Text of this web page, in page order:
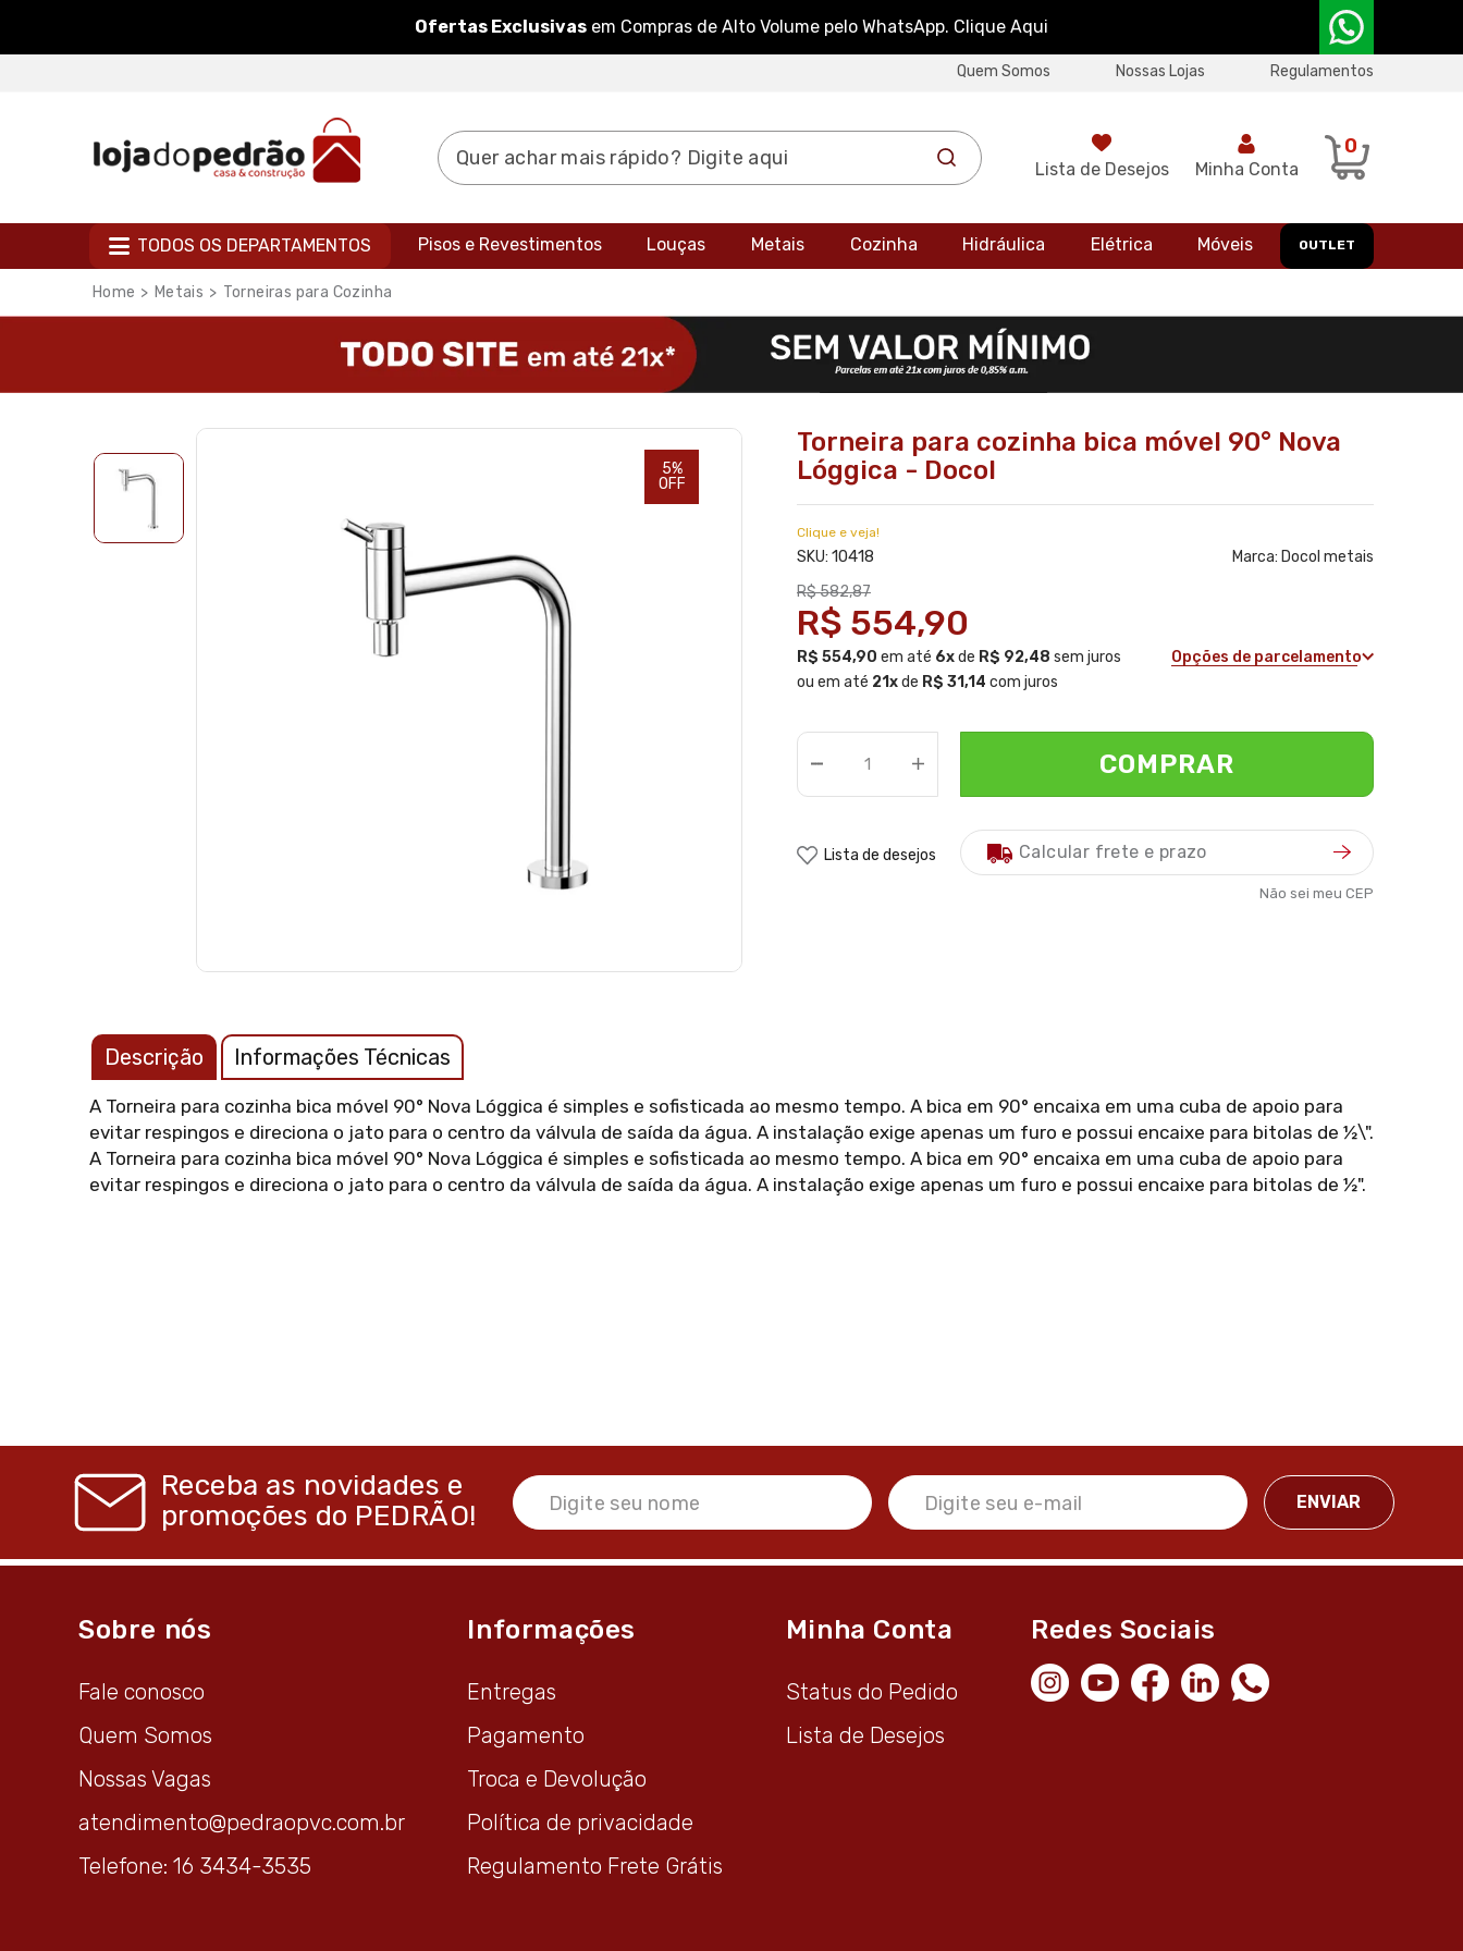
Ofertas Exclusivas em Compras de Alto Volume pelo WhatsApp. Clique Aqui
Quem Somos Nossas Lojas Regulamentos
Lista de Desejos Minha Conta
0
TODOS OS DEPARTAMENTOS OUTLET
Pisos e Revestimentos Louças Metais Cozinha Hidráulica Elétrica Móveis
Metais Torneiras para Cozinha
5%
OFF
Torneira para cozinha bica móvel 90° Nova
Lóggica - Docol
Clique e veja!
SKU: 10418 Marca: Docol metais
R$ 582,87
R$ 554,90
R$ 554,90 em até 6xde R$ 92,48 sem juros
ou em até 21xde R$ 31,14 com juros
Opções de parcelamento
COMPRAR
Lista de desejos
Não sei meu CEP
Descrição Informações Técnicas
A Torneira para cozinha bica móvel 90° Nova Lóggica é simples e sofisticada ao mesmo tempo. A bica em 90° encaixa em uma cuba de apoio para
evitar respingos e direciona o jato para o centro da válvula de saída da água. A instalação exige apenas um furo e possui encaixe para bitolas de ½\".
A Torneira para cozinha bica móvel 90° Nova Lóggica é simples e sofisticada ao mesmo tempo. A bica em 90° encaixa em uma cuba de apoio para
evitar respingos e direciona o jato para o centro da válvula de saída da água. A instalação exige apenas um furo e possui encaixe para bitolas de ½".
Receba as novidades e
promoções do PEDRÃO!
Sobre nós
Fale conosco
Quem Somos
Nossas Vagas
atendimento@pedraopvc.com.br
Telefone: 16 3434-3535
Informações
Entregas
Pagamento
Troca e Devolução
Política de privacidade
Regulamento Frete Grátis
Minha Conta
Status do Pedido
Lista de Desejos
Redes Sociais